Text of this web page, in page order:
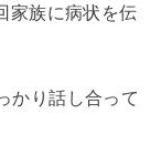
家族に病状を伝
かり話し合って